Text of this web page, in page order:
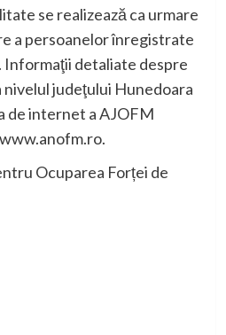
se realizează ca urmare
a persoanelor înregistrate
detaliate despre
judeţului Hunedoara
de internet a AJOFM
Ocuparea Forței de